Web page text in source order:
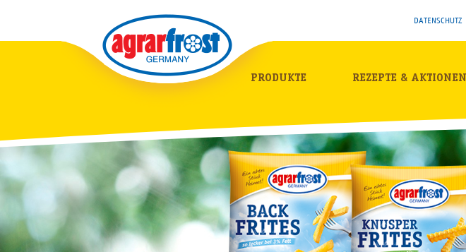
DATENSCHUTZ
PRODUKTE REZEPTE & AKTIONEN